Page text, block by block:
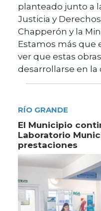
planteado junto a
Justicia y
Chapperón y la
Estamos más que
ver que estas
desarrollarse en la
RÍO GRANDE
El Municipio
Laboratorio
prestaciones